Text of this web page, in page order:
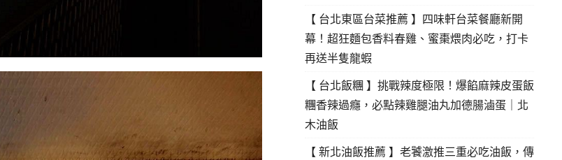
【 台北東區台菜推薦 】四味軒台菜餐廳新開
幕！超狂麵包香料春雞、蜜棗煨肉必吃，打卡
再送半隻龍蝦
【 台北飯糰 】挑戰辣度極限！爆餡麻辣皮蛋飯
糰香辣過癮，必點辣雞腿油丸加德腸滷蛋｜北
木油飯
【 新北油飯推薦 】老饕激推三重必吃油飯，傳